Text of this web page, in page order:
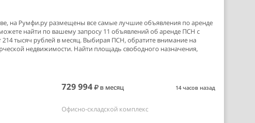
на Румфи.ру размещены все самые лучшие объявления по аренде
найти по вашему запросу 11 объявлений об аренде ПСН с
тысяч рублей в месяц. Выбирая ПСН, обратите внимание на
недвижимости. Найти площадь свободного назначения,
729 994 в месяц 14 часов назад
Офисно-складской комплекс